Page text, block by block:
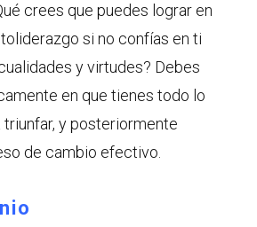
crees que puedes lograr en
si no confías en ti
y virtudes? Debes
en que tienes todo lo
y posteriormente
de cambio efectivo.